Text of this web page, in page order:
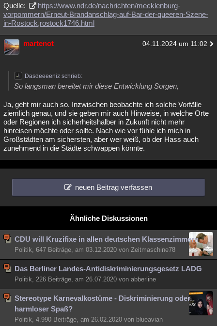
Quelle:
https://www.ndr.de/nachrichten/mecklenburg-
vorpommern/Erneut-Brandanschlag-auf-Bar-der-queeren-Szene-
in-Rostock,rostock1746.html
martenot 04.11.2024 um 11:02
Dasdeeeeniz schrieb:
So langsman bereitet mir diese Entwicklung Sorgen,
Ja, geht mir auch so. Inzwischen beobachte ich solche Vorfälle
ziemlich genau, und sie geben mir auch Hinweise, in welche Orte
oder Regionen ich sicherheitshalber in Zukunft nicht mehr
hinreisen möchte oder sollte. Nach wie vor fühle ich mich in
Großstädten am sichersten, aber wer weiß, ob der Hass auch
zunehmend in die Städte schwappen könnte.
neuen Beitrag verfassen
Ähnliche Diskussionen
CDU will Kruzifixe in allen deutschen Klassenzimmern
Politik, 647 Beiträge, am 03.12.2020 von Zeitmaschine78
Das Berliner Landes-Antidiskriminierungsgesetz LADG
Politik, 226 Beiträge, am 26.07.2020 von abberline
Stereotype Karnevalkostüme - Diskriminierung oder
harmloser Spaß?
Politik, 4.990 Beiträge, am 26.02.2020 von blueavian